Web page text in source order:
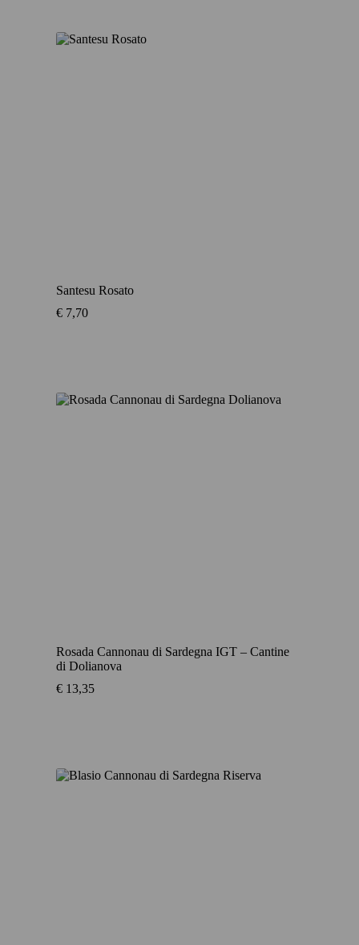
Santesu Rosato
€ 7,70
Rosada Cannonau di Sardegna IGT – Cantine
di Dolianova
€ 13,35